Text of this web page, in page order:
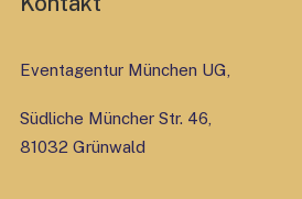
Eventagentur München UG,
Südliche Müncher Str. 46,
81032 Grünwald